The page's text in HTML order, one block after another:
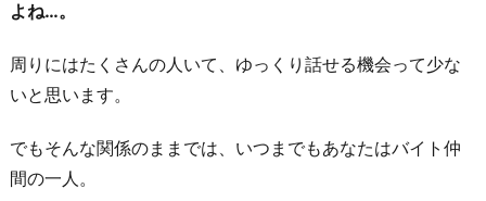
る
お
り
に
よね…。
周りにはたくさんの人いて、ゆっくり話せる機会って少な
いと思います。
でもそんな関係のままでは、いつまでもあなたはバイト仲
間の一人。